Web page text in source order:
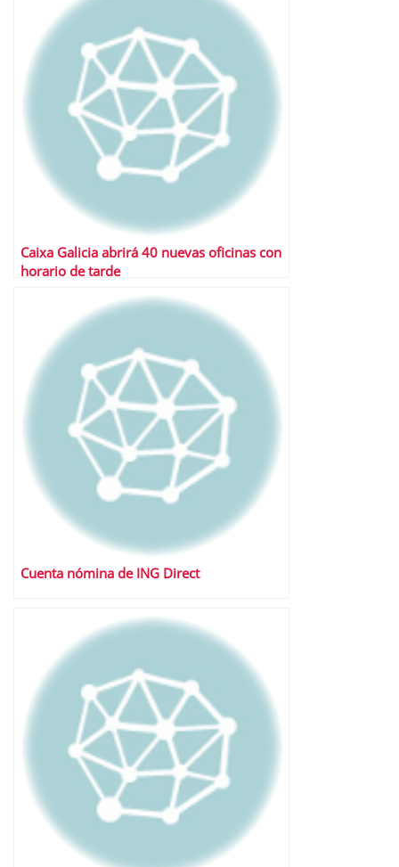
Caixa Galicia abrirá 40 nuevas oficinas con
horario de tarde
Cuenta nómina de ING Direct